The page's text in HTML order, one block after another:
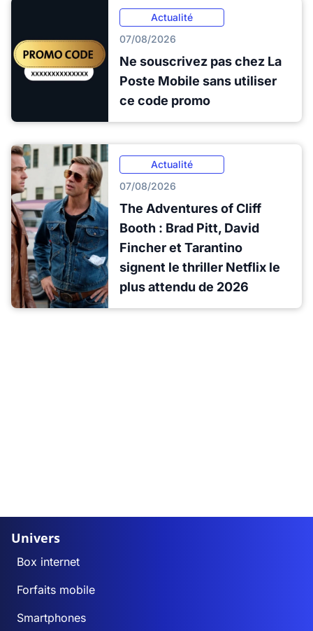
Actualité
07/08/2026
Ne souscrivez pas chez La
Poste Mobile sans utiliser
ce code promo
Actualité
07/08/2026
The Adventures of Cliff
Booth : Brad Pitt, David
Fincher et Tarantino
signent le thriller Netflix le
plus attendu de 2026
Univers
Box internet
Forfaits mobile
Smartphones